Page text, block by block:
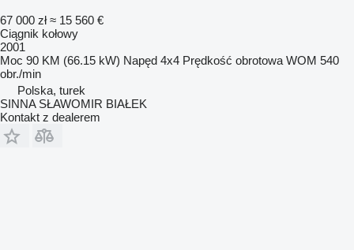
67 000 zł ≈ 15 560 €
Ciągnik kołowy
2001
Moc 90 KM (66.15 kW) Napęd 4x4 Prędkość obrotowa WOM 540
obr./min
Polska, turek
SINNA SŁAWOMIR BIAŁEK
Kontakt z dealerem